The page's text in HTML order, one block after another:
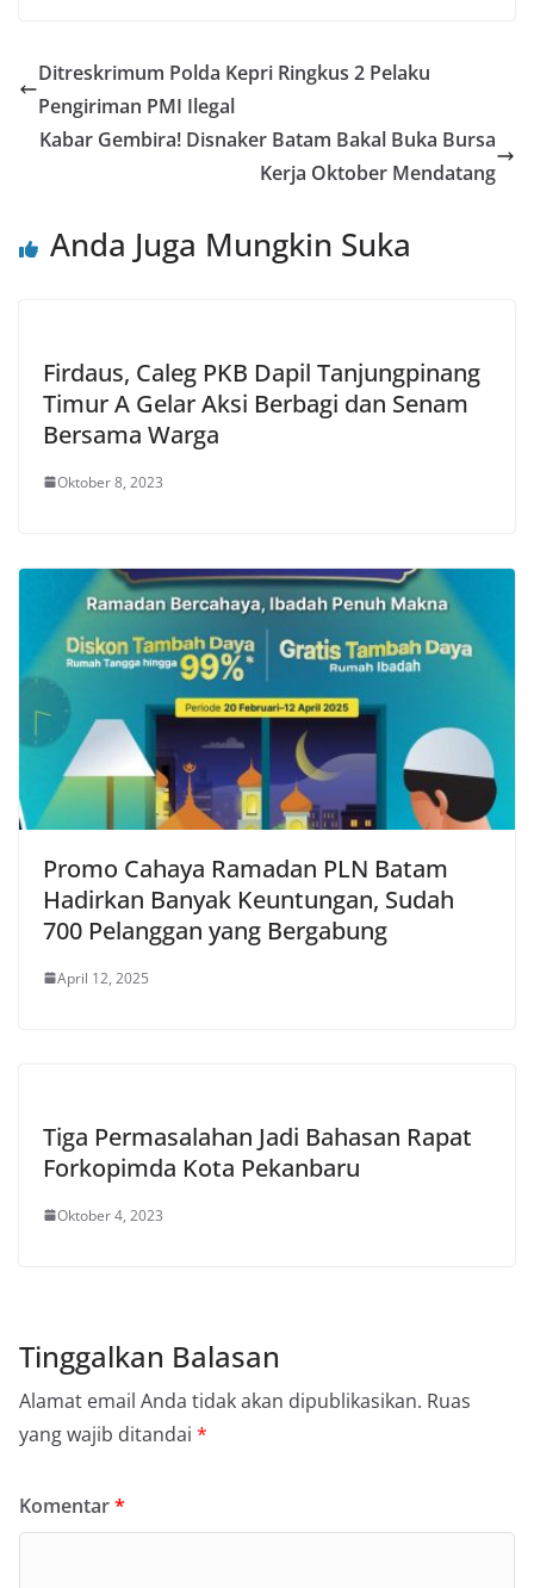
Ditreskrimum Polda Kepri Ringkus 2 Pelaku
Pengiriman PMI Ilegal
Kabar Gembira! Disnaker Batam Bakal Buka Bursa
Kerja Oktober Mendatang
Anda Juga Mungkin Suka
Firdaus, Caleg PKB Dapil Tanjungpinang
Timur A Gelar Aksi Berbagi dan Senam
Bersama Warga
Oktober 8, 2023
Promo Cahaya Ramadan PLN Batam
Hadirkan Banyak Keuntungan, Sudah
700 Pelanggan yang Bergabung
April 12, 2025
Tiga Permasalahan Jadi Bahasan Rapat
Forkopimda Kota Pekanbaru
Oktober 4, 2023
Tinggalkan Balasan
Alamat email Anda tidak akan dipublikasikan. Ruas
yang wajib ditandai *
Komentar*